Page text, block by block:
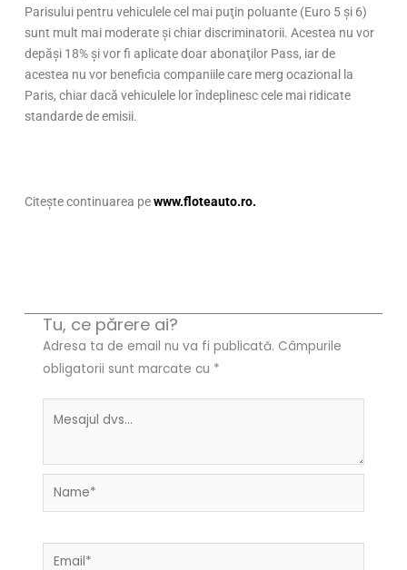
Parisului pentru vehiculele cel mai puţin poluante (Euro 5 şi 6)
sunt mult mai moderate şi chiar discriminatorii. Acestea nu vor
depăşi 18% şi vor fi aplicate doar abonaţilor Pass, iar de
acestea nu vor beneficia companiile care merg ocazional la
Paris, chiar dacă vehiculele lor îndeplinesc cele mai ridicate
standarde de emisii.
Citeşte continuarea pewww.floteauto.ro.
Tu, ce părere ai?
Adresa ta de email nu va fi publicată. Câmpurile
obligatorii sunt marcate cu *
Name*
Email*